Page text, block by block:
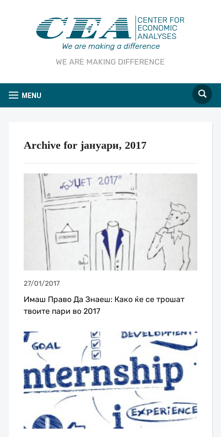
WE ARE MAKING DIFFERENCE
MENU
Archive for јануари, 2017
27/01/2017
Имаш Право Да Знаеш: Како ќе се трошат
твоите пари во 2017